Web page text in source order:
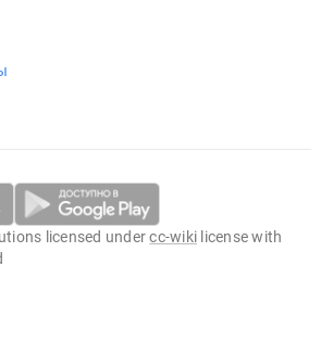
licensed undercc-wiki license with